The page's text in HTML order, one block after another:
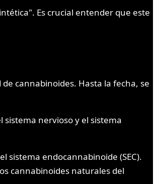
Es crucial entender que este
cannabinoides. Hasta la fecha, se
nervioso y el sistema
sistema endocannabinoide (SEC).
cannabinoides naturales del